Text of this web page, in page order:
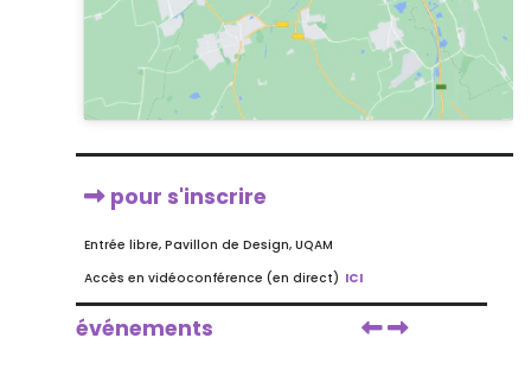
pour s'inscrire
Entrée libre, Pavillon de Design, UQAM
Accès en vidéoconférence (en direct) ICI
événements